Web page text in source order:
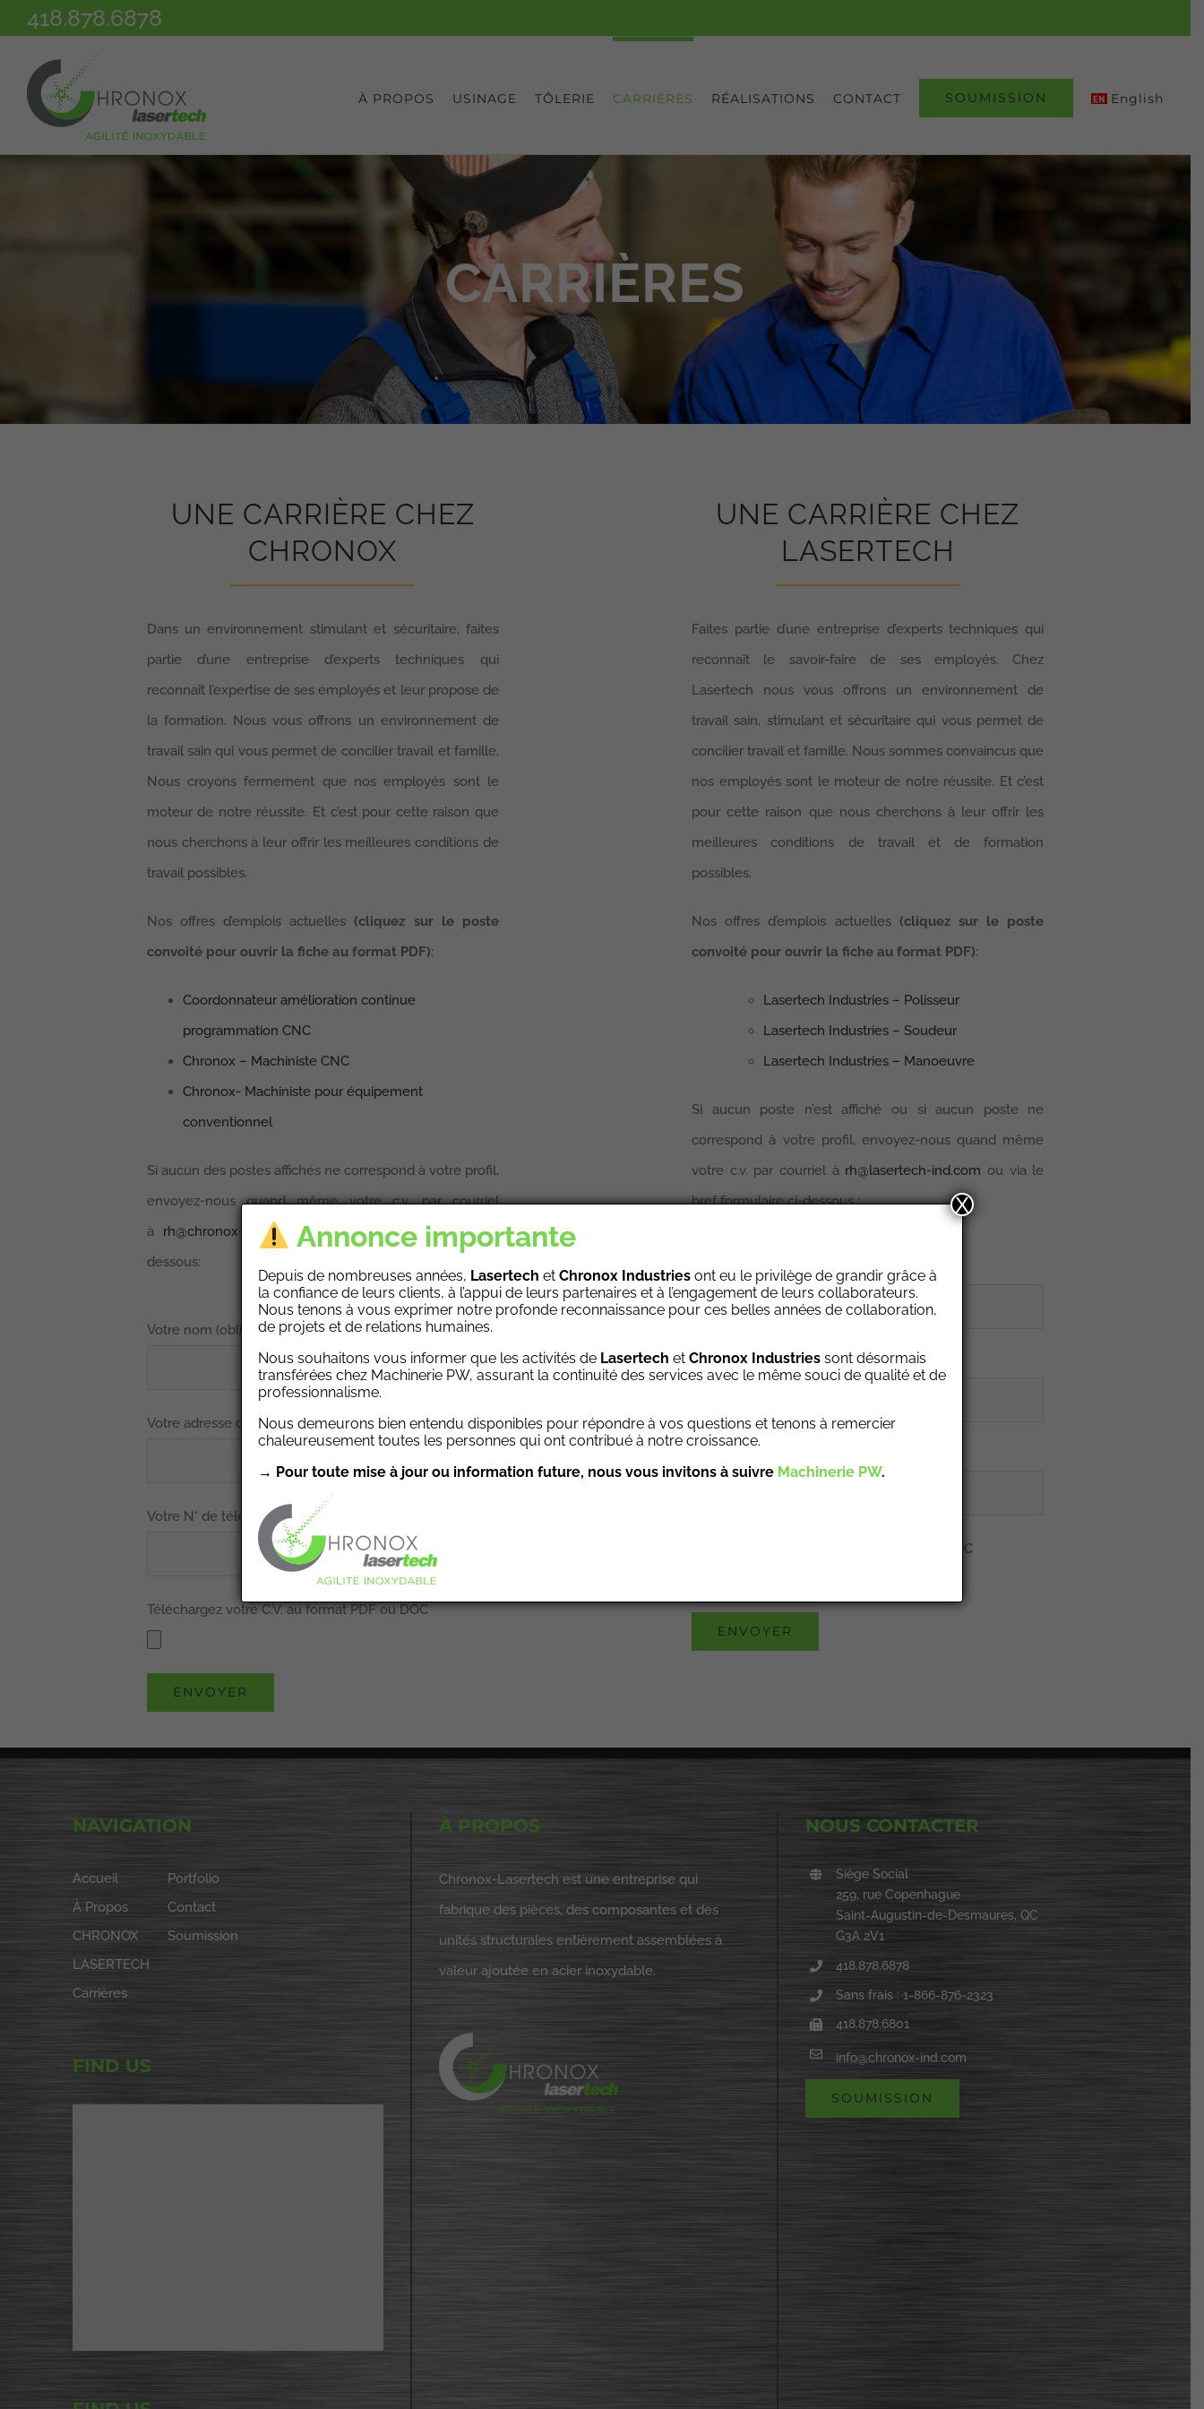
Passer
contenu
418.878.6878
À PROPOS USINAGE TÔLERIE CARRIÈRES RÉALISATIONS CONTACT SOUMISSION English
CARRIÈRES
UNE CARRIÈRE CHEZ
CHRONOX
Dans un environnement stimulant et sécuritaire, faites
partie d’une entreprise d’experts techniques qui
reconnaît l’expertise de ses employés et leur propose de
la formation. Nous vous offrons un environnement de
travail sain qui vous permet de concilier travail et famille.
Nous croyons fermement que nos employés sont le
moteur de notre réussite. Et c’est pour cette raison que
nous cherchons à leur offrir les meilleures conditions de
travail possibles.
Nos offres d’emplois actuelles(cliquez sur le poste
convoité pour ouvrir la fiche au format PDF):
Coordonnateur amélioration continue
programmation CNC
Chronox – Machiniste CNC
Chronox- Machiniste pour équipement
conventionnel
Si aucun des postes affichés ne correspond à votre profil,
envoyez-nous quand même votre c.v. par courriel
à rh@chronox-ind.com
ou via le bref formulaire ci-
dessous:
Votre nom (obligatoire)
Votre adresse de courrier électronique (obligatoire)
Votre N° de téléphone
Téléchargez votre C.V. au format PDF ou DOC
UNE CARRIÈRE CHEZ
LASERTECH
Faites partie d’une entreprise d’experts techniques qui
reconnaît le savoir-faire de ses employés. Chez
Lasertech nous vous offrons un environnement de
travail sain, stimulant et sécuritaire qui vous permet de
concilier travail et famille. Nous sommes convaincus que
nos employés sont le moteur de notre réussite. Et c’est
pour cette raison que nous cherchons à leur offrir les
meilleures conditions de travail et de formation
possibles.
Nos offres d’emplois actuelles (cliquez sur le poste
convoité pour ouvrir la fiche au format PDF):
Lasertech Industries – Polisseur
Lasertech Industries – Soudeur
Lasertech Industries – Manoeuvre
Si aucun poste n’est affiché ou si aucun poste ne
correspond à votre profil, envoyez-nous quand même
votre c.v. par courriel à rh@lasertech-ind.com ou via le
bref formulaire ci-dessous :
Votre nom (obligatoire)
Votre adresse de messagerie (obligatoire)
Téléchargez votre C.V. au format PDF ou DOC
NAVIGATION
Accueil
À Propos
CHRONOX
LASERTECH
Carrières
Portfolio
Contact
Soumission
FIND US
À PROPOS
Chronox-Lasertech est une entreprise qui
fabrique des pièces, des composantes et des
unités structurales entièrement assemblées à
valeur ajoutée en acier inoxydable.
NOUS CONTACTER
Siège Social
259, rue Copenhague
Saint-Augustin-de-Desmaures, QC
G3A 2V1
418.878.6878
Sans frais : 1-866-876-2323
418.878.6801
info@chronox-ind.com
SOUMISSION
Annonce importante
Depuis de nombreuses années, Lasertech et Chronox Industriesont eu le privilège de grandir grâce à
la confiance de leurs clients, à l’appui de leurs partenaires et à l’engagement de leurs collaborateurs.
Nous tenons à vous exprimer notre profonde reconnaissance pour ces belles années de collaboration,
de projets et de relations humaines.
Nous souhaitons vous informer que les activités de Lasertech et Chronox Industriessont désormais
transférées chez Machinerie PW, assurant la continuité des services avec le même souci de qualité et de
professionnalisme.
Nous demeurons bien entendu disponibles pour répondre à vos questions et tenons à remercier
chaleureusement toutes les personnes qui ont contribué à notre croissance.
→ Pour toute mise à jour ou information future, nous vous invitons à suivre Machinerie PW.
X